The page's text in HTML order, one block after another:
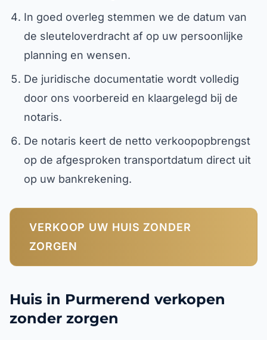
In goed overleg stemmen we de datum van
de sleuteloverdracht af op uw persoonlijke
planning en wensen.
De juridische documentatie wordt volledig
door ons voorbereid en klaargelegd bij de
notaris.
De notaris keert de netto verkoopopbrengst
op de afgesproken transportdatum direct uit
op uw bankrekening.
VERKOOP UW HUIS ZONDER
ZORGEN
Huis in Purmerend verkopen
zonder zorgen